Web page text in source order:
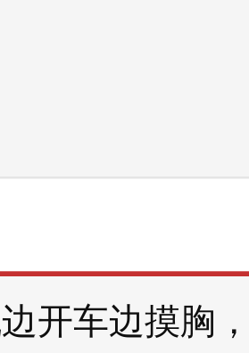
开车边摸胸